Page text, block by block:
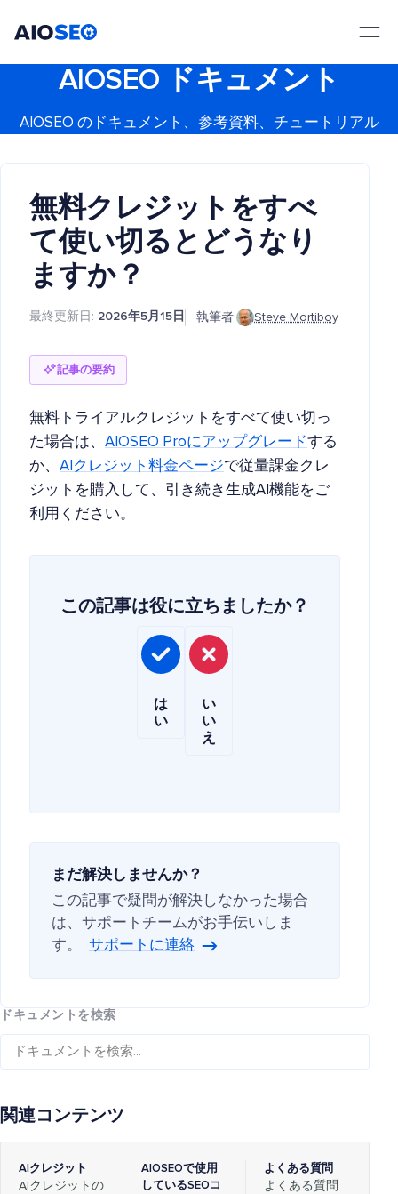
AIOSEO ドキュメント
AIOSEO のドキュメント、参考資料、チュートリアル
無料クレジットをすべ
て使い切るとどうなり
ますか？
最終更新日: 2026年5月15日 執筆者: Steve Mortiboy
記事の要約
無料トライアルクレジットをすべて使い切っ
た場合は、 AIOSEO Proにアップグレードする
か、 AIクレジット料金ページで従量課金クレ
ジットを購入して、引き続き生成AI機能をご
利用ください。
この記事は役に立ちましたか？
は
い
い
い
え
まだ解決しませんか？
この記事で疑問が解決しなかった場合
は、サポートチームがお手伝いしま
す。
サポートに連絡
ドキュメントを検索
関連コンテンツ
AIクレジット
AIクレジットの
AIOSEOで使用
しているSEOコ
よくある質問
よくある質問